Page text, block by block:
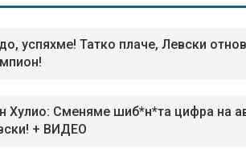
успяхме! Татко плаче, Левски
Хулио: Сменяме шиб*н*та цифра на
+ ВИДЕО